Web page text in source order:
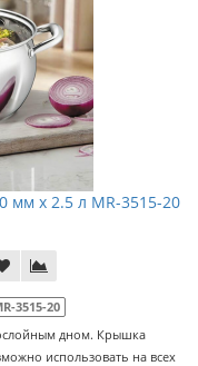
х 2.5 л MR-3515-20
3515-20
дном. Крышка
использовать на всех